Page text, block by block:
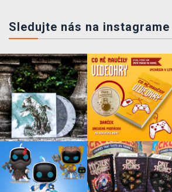
Sledujte nás na instagrame